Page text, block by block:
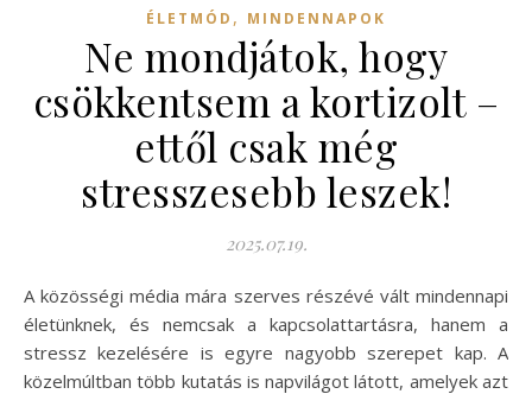
ÉLETMÓD , MINDENNAPOK
Ne mondjátok, hogy
csökkentsem a kortizolt –
ettől csak még
stresszesebb leszek!
2025.07.19.
A közösségi média mára szerves részévé vált mindennapi
életünknek, és nemcsak a kapcsolattartásra, hanem a
stressz kezelésére is egyre nagyobb szerepet kap. A
közelmúltban több kutatás is napvilágot látott, amelyek azt